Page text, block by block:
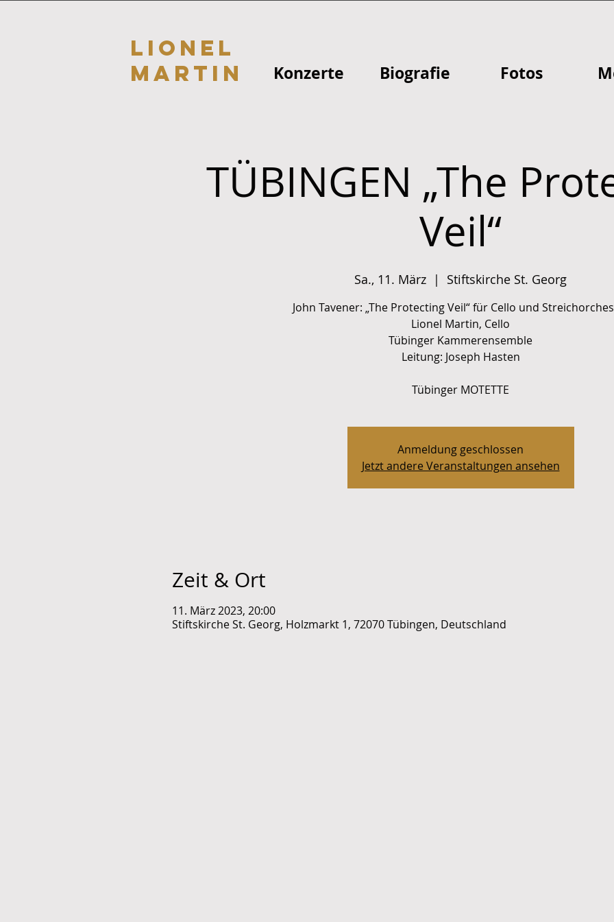
Lionel
Martin
Konzerte Biografie Fotos
TÜBINGEN „The
Veil“
Sa., 11. März
  |
Stiftskirche St. Georg
John Tavener: „The Protecting Veil“ für Cello und
Lionel Martin, Cello
Tübinger Kammerensemble
Leitung: Joseph Hasten
Anmeldung geschlossen
Jetzt andere Veranstaltungen ansehen
Zeit & Ort
11. März 2023, 20:00
Stiftskirche St. Georg, Holzmarkt 1, 72070 Tübingen, Deutschland